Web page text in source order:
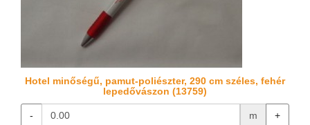
Hotel minőségű, pamut-poliészter, 290 cm széles, fehér
lepedővászon (13759)
- m +